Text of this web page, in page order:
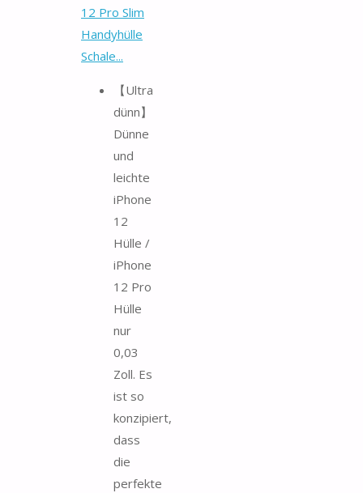
12 Pro Slim
Handyhülle
Schale...
【Ultra
dünn】
Dünne
und
leichte
iPhone
12
Hülle /
iPhone
12 Pro
Hülle
nur
0,03
Zoll. Es
ist so
konzipiert,
dass
die
perfekte